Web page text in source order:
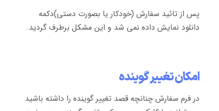
پس از تائید سفارش (خودکار یا بصورت دستی)دکمه
دانلود نمایش داده نمی شد و این مشکل برطرف گردید.
امکان تغییر گوینده
در فرم سفارش چنانچه قصد تغییر گوینده را داشته باشید